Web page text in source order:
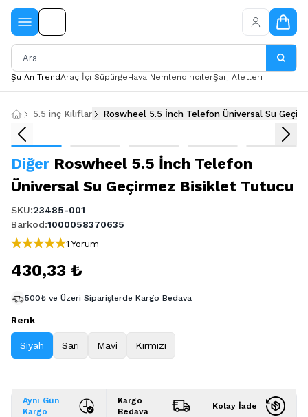
Şu An TrendAraç İçi SüpürgeHava NemlendiricilerŞarj Aletleri
5.5 inç Kılıflar Roswheel 5.5 İnch Telefon Üniversal Su
Diğer Roswheel 5.5 İnch Telefon
Üniversal Su Geçirmez Bisiklet Tutucu
SKU:23485-001
Barkod:1000058370635
1 Yorum
430,33 ₺
500₺ ve Üzeri Siparişlerde Kargo Bedava
Renk
Siyah Sarı Mavi Kırmızı
Aynı Gün
Kargo
Kargo
Bedava
Kolay İade